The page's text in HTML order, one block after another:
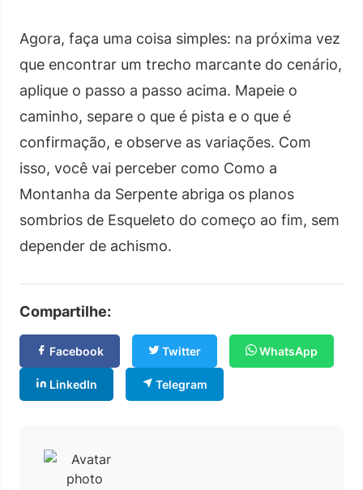
Agora, faça uma coisa simples: na próxima vez
que encontrar um trecho marcante do cenário,
aplique o passo a passo acima. Mapeie o
caminho, separe o que é pista e o que é
confirmação, e observe as variações. Com
isso, você vai perceber como Como a
Montanha da Serpente abriga os planos
sombrios de Esqueleto do começo ao fim, sem
depender de achismo.
Compartilhe:
Facebook Twitter WhatsApp
LinkedIn Telegram